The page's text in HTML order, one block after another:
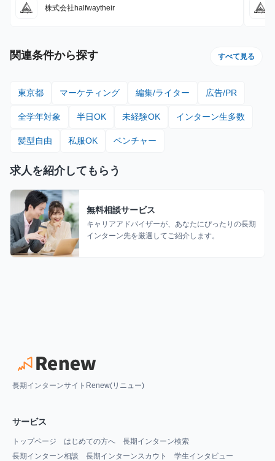
株式会社halfwaytheir
関連条件から探す すべて見る
東京都 マーケティング 編集/ライター 広告/PR
全学年対象 半日OK 未経験OK インターン生多数
髪型自由 私服OK ベンチャー
求人を紹介してもらう
無料相談サービス
キャリアアドバイザーが、あなたにぴったりの長期
インターン先を厳選してご紹介します。
長期インターンサイトRenew(リニュー)
サービス
トップページ はじめての方へ
長期インターン検索
長期インターン相談
長期インターンスカウト
学生インタビュー